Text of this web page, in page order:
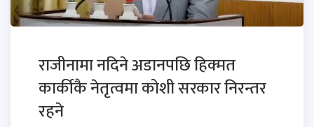
राजीनामा नदिने अडानपछि हिक्मत
कार्कीकै नेतृत्वमा कोशी सरकार निरन्तर
रहने